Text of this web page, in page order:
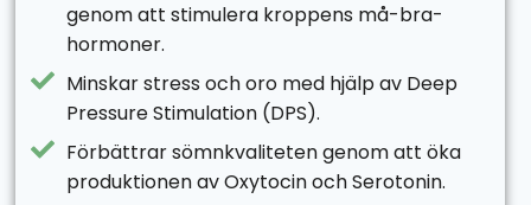
genom att stimulera kroppens må-bra-
hormoner.
Minskar stress och oro med hjälp av Deep
Pressure Stimulation (DPS).
Förbättrar sömnkvaliteten genom att öka
produktionen av Oxytocin och Serotonin.